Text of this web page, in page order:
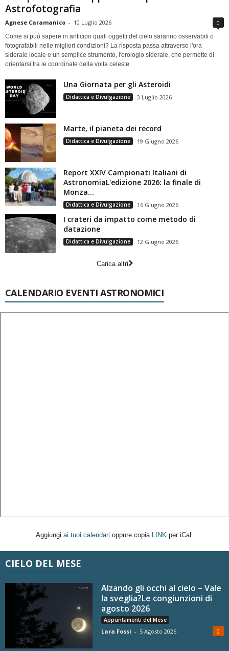
Astrofotografia
Agnese Caramanico - 10 Luglio 2026 0
Come si può sapere in anticipo quali oggetti del cielo saranno osservabili o
fotografabili nelle migliori condizioni? La risposta passa attraverso l'ora
siderale locale e un semplice strumento, l'orologio siderale, che permette di
orientarsi tra le coordinate della volta celeste
Una Giornata per gli Asteroidi
Didattica e Divulgazione 3 Luglio 2026
Marte, il pianeta dei record
Didattica e Divulgazione 19 Giugno 2026
Report XXIV Campionati Italiani di
AstronomiaL'edizione 2026: la finale di
Monza...
Didattica e Divulgazione 16 Giugno 2026
I crateri da impatto come metodo di
datazione
Didattica e Divulgazione 12 Giugno 2026
Carica altri
CALENDARIO EVENTI ASTRONOMICI
Aggiungi ai tuoi calendari oppure copia LINK per iCal
CIELO DEL MESE
Alzando gli occhi al cielo – Vale
la sveglia?Le congiunzioni di
agosto 2026
Appuntamenti del Mese
Lara Fossi - 5 Agosto 2026 0